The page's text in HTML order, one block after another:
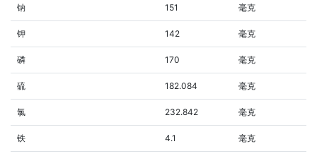
钠 151 毫克
钾 142 毫克
磷 170 毫克
硫 182.084 毫克
氯 232.842 毫克
铁 4.1 毫克